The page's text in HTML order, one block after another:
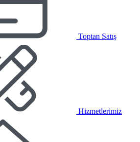
Toptan Satış
Hizmetlerimiz